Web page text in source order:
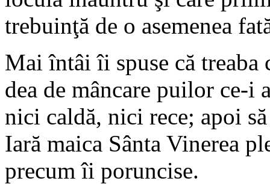
trebuinţă de o asemenea
Mai întâi îi spuse că treaba
dea de mâncare puilor ce-i
nici caldă, nici rece; apoi
Iară maica Sânta Vinerea
precum îi poruncise.